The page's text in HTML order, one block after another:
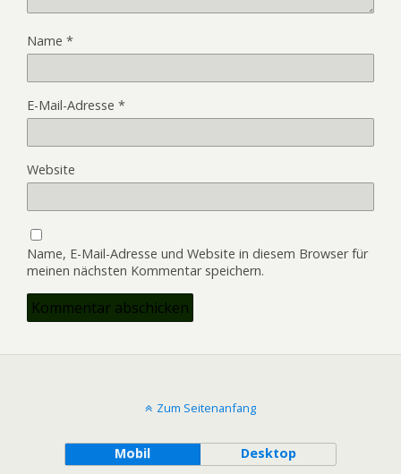
Name *
E-Mail-Adresse *
Website
Name, E-Mail-Adresse und Website in diesem Browser für
meinen nächsten Kommentar speichern.
Zum Seitenanfang
Mobil Desktop